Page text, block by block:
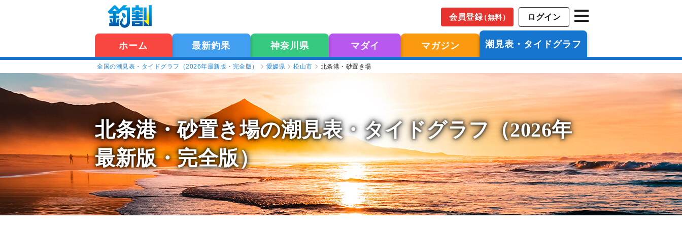
会員登録（無料） ログイン
ホーム 最新釣果 神奈川県 マダイ マガジン 潮見表・タイドグラフ
全国の潮見表・タイドグラフ（2026年最新版・完全版） 愛媛県 松山市 北条港・砂置き場
北条港・砂置き場の潮見表・タイドグラフ（2026年
最新版・完全版）